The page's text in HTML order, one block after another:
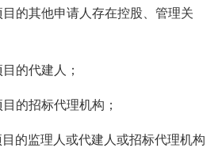
其他申请人存在控股、管理关
的代建人；
招标代理机构；
监理人或代建人或招标代理机构